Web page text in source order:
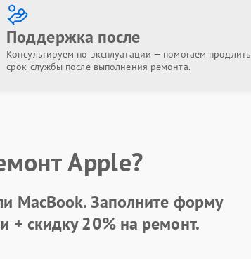
Поддержка после
Консультируем по эксплуатации — помогаем продлить
срок службы после выполнения ремонта.
Apple?
MacBook.Заполните форму
+ скидку 20%на ремонт.